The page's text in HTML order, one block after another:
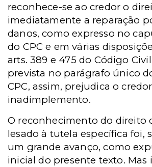
reconhece-se ao credor o
imediatamente a reparação
danos, como expresso no
do CPC e em várias
arts. 389 e 475 do Código
prevista no parágrafo único
CPC, assim, prejudica o
inadimplemento.
O reconhecimento do direito
lesado à tutela específica foi,
um grande avanço, como
inicial do presente texto. Mas